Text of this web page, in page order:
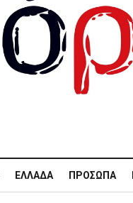
ΕΛΛΆΔΑ ΠΡΌΣΩΠΑ